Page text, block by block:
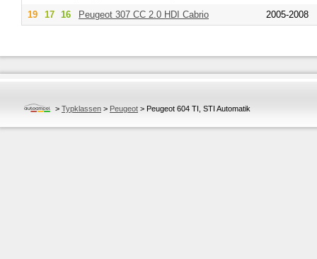
19
17 16 Peugeot 307 CC 2.0 HDI Cabrio 2005-2008
> Typklassen > Peugeot > Peugeot 604 TI, STI Automatik